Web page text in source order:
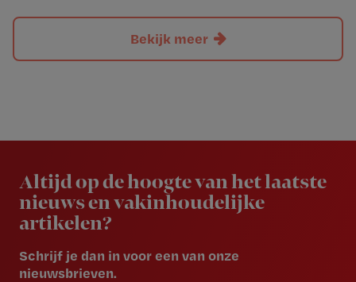
Bekijk meer
Altijd op de hoogte van het laatste
nieuws en vakinhoudelijke
artikelen?
Schrijf je dan in voor een van onze
nieuwsbrieven.